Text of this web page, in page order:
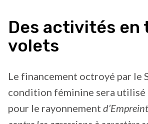
Des activités en
volets
Le financement octroyé par le
condition féminine sera utilisé
pour le rayonnement